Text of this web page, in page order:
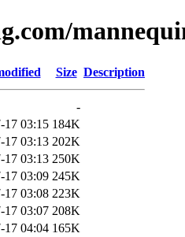
Size Description
-
17 03:15 184K
17 03:13 202K
17 03:13 250K
17 03:09 245K
17 03:08 223K
17 03:07 208K
17 04:04 165K